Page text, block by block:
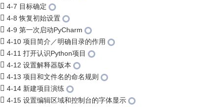
4-7 目标确定
4-8 恢复初始设置
4-9 第一次启动PyCharm
4-10 项目简介／明确目录的作用
4-11 打开认识Python项目
4-12 设置解释器版本
4-13 项目和文件名的命名规则
4-14 新建项目演练
4-15 设置编辑区域和控制台的字体显示